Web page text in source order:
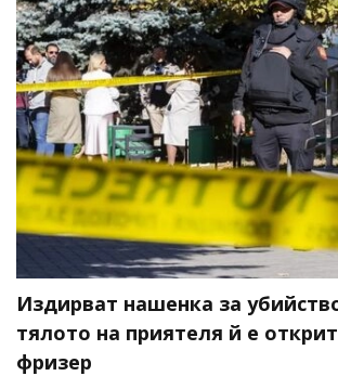
Издирват нашенка за
тялото на приятеля й е
фризер